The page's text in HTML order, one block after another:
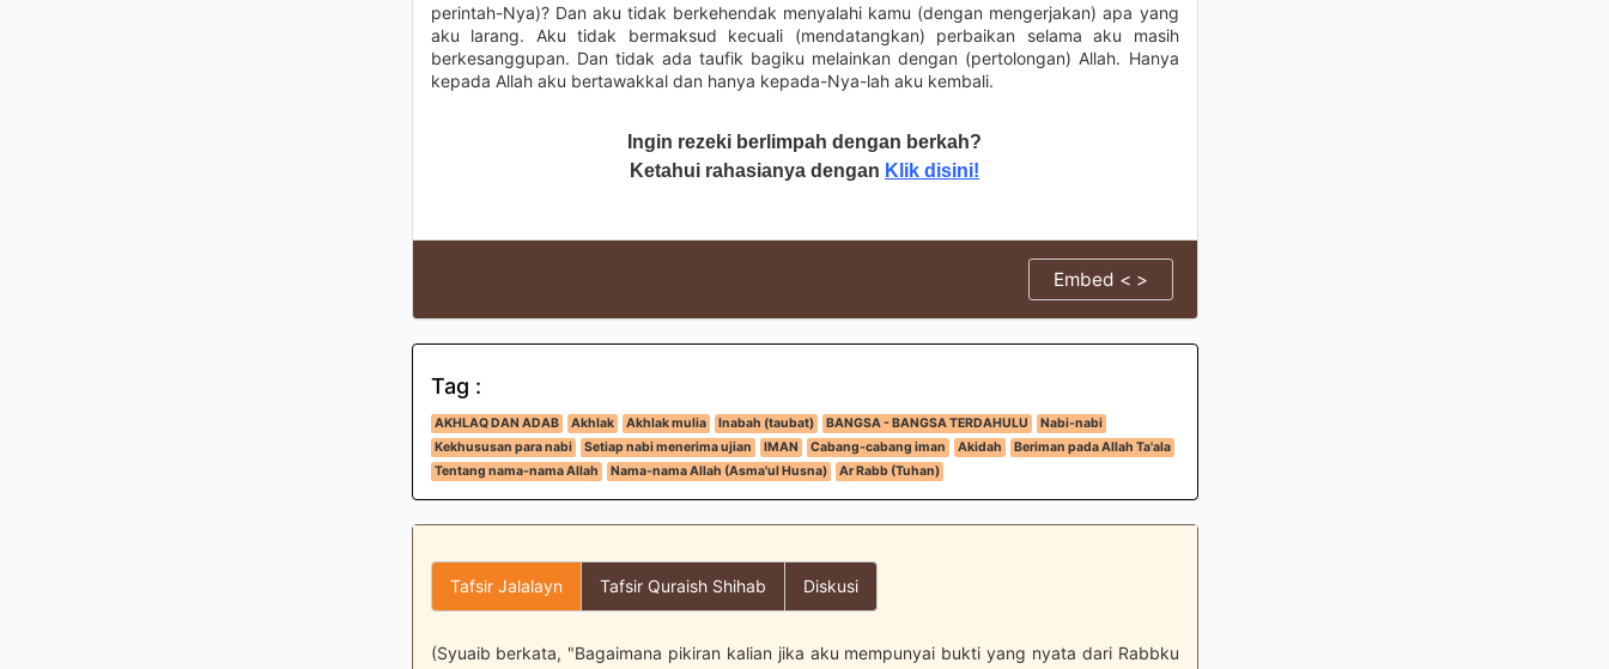
perintah-Nya)? Dan aku tidak berkehendak menyalahi kamu (dengan mengerjakan) apa yang
aku larang. Aku tidak bermaksud kecuali (mendatangkan) perbaikan selama aku masih
berkesanggupan. Dan tidak ada taufik bagiku melainkan dengan (pertolongan) Allah. Hanya
kepada Allah aku bertawakkal dan hanya kepada-Nya-lah aku kembali.
Ingin rezeki berlimpah dengan berkah?
Ketahui rahasianya dengan Klik disini!
Embed < >
Tag :
AKHLAQ DAN ADAB Akhlak Akhlak mulia Inabah (taubat) BANGSA - BANGSA TERDAHULU
Nabi-nabi
Kekhususan para nabi
Setiap nabi menerima ujian IMAN Cabang-cabang iman Akidah
Beriman pada Allah Ta'ala
Tentang nama-nama Allah
Nama-nama Allah (Asma'ul Husna) Ar Rabb (Tuhan)
Tafsir Jalalayn Tafsir Quraish Shihab Diskusi
(Syuaib berkata, "Bagaimana pikiran kalian jika aku mempunyai bukti yang nyata dari Rabbku